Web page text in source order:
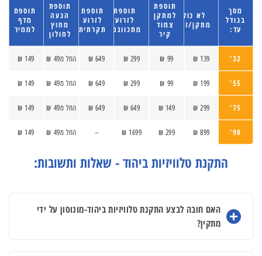
מסך
בגודל
עד:
לא כולל
מתקן/זרוע
תוספת
למתקן
צמוד
קיר
תוספת
לזרוע
מתכווננת
תוספת
לזרוע
תקרתית
תוספת
הגעה
מחוץ
לחולון
תוספת
מדף
לממיר
32'
139 ₪
99 ₪
299 ₪
649 ₪ החל מ49 ₪ 149 ₪
55'
199 ₪
99 ₪
299 ₪
649 ₪ החל מ49 ₪ 149 ₪
75'
299 ₪
149 ₪
649 ₪
649 ₪ החל מ49 ₪ 149 ₪
98'
899 ₪
299 ₪
1699 ₪
– החל מ49 ₪ 149 ₪
התקנת טלוויזיות ביהוד - שאלות ותשובות:
האם חובה לבצע התקנת טלוויזיות ביהוד-מונוסון על ידי
מתקין?